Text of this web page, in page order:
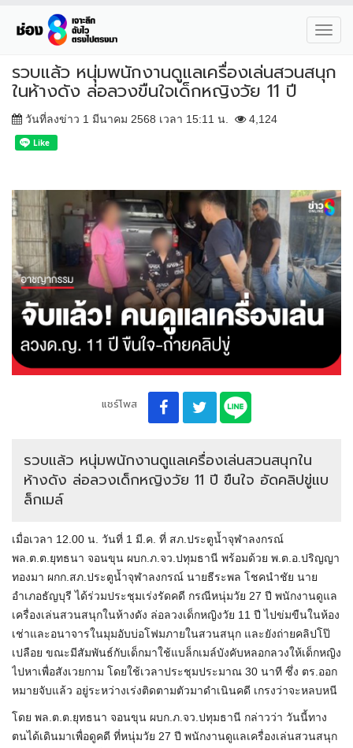
รวบแล้ว หนุ่มพนักงานดูแลเครื่องเล่นสวนสนุก
ในห้างดัง ล่อลวงขืนใจเด็กหญิงวัย 11 ปี
วันที่ลงข่าว 1 มีนาคม 2568 เวลา 15:11 น. 4,124
แชร์โพส
รวบแล้ว หนุ่มพนักงานดูแลเครื่องเล่นสวนสนุกใน
ห้างดัง ล่อลวงเด็กหญิงวัย 11 ปี ขืนใจ อัดคลิปขู่แบ
ล็กเมล์
เมื่อเวลา 12.00 น. วันที่ 1 มี.ค. ที่ สภ.ประตูน้ำจุฬาลงกรณ์
พล.ต.ต.ยุทธนา จอนขุน ผบก.ภ.จว.ปทุมธานี พร้อมด้วย พ.ต.อ.ปริญญา
ทองมา ผกก.สภ.ประตูน้ำจุฬาลงกรณ์ นายธีระพล โชคนำชัย นาย
อำเภอธัญบุรี ได้ร่วมประชุมเร่งรัดคดี กรณีหนุ่มวัย 27 ปี พนักงานดูแล
เครื่องเล่นสวนสนุกในห้างดัง ล่อลวงเด็กหญิงวัย 11 ปี ไปข่มขืนในห้อง
เช่าและอนาจารในมุมอับบ่อโฟมภายในสวนสนุก และยังถ่ายคลิปโป๊
เปลือย ขณะมีสัมพันธ์กับเด็กมาใช้แบล็กเมล์บังคับหลอกลวงให้เด็กหญิง
ไปหาเพื่อสังเวยกาม โดยใช้เวลาประชุมประมาณ 30 นาที ซึ่ง ตร.ออก
หมายจับแล้ว อยู่ระหว่างเร่งติดตามตัวมาดำเนินคดี เกรงว่าจะหลบหนี
โดย พล.ต.ต.ยุทธนา จอนขุน ผบก.ภ.จว.ปทุมธานี กล่าวว่า วันนี้ทาง
ตนได้เดินมาเพื่อดูคดี ที่หนุ่มวัย 27 ปี พนักงานดูแลเครื่องเล่นสวนสนุก